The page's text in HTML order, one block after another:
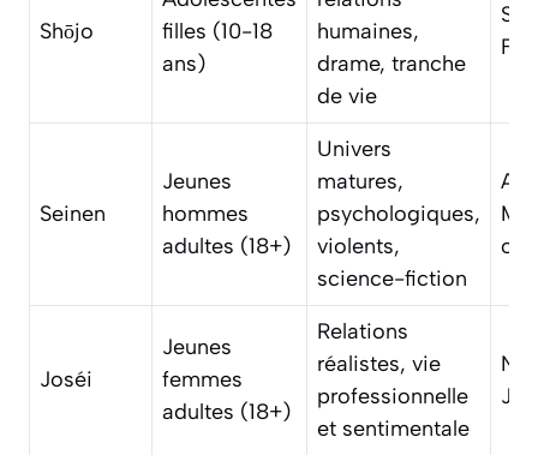
Shōjo
filles (10-18
ans)
humaines,
drame, tranche
de vie
Seinen
Jeunes
hommes
adultes (18+)
Univers
matures,
psychologiques,
violents,
science-fiction
of
Joséi
Jeunes
femmes
adultes (18+)
Relations
réalistes, vie
professionnelle
et sentimentale